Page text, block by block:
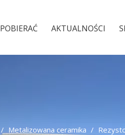
POBIERAĆ AKTUALNOŚCI
/ Metalizowana ceramika /